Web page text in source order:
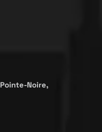
Pointe-Noire,